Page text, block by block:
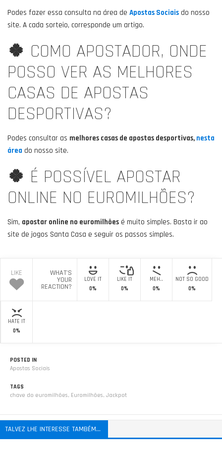
Podes fazer essa consulta na área de Apostas Sociais do nosso
site. A cada sorteio, corresponde um artigo.
🍀 COMO APOSTADOR, ONDE
POSSO VER AS MELHORES
CASAS DE APOSTAS
DESPORTIVAS?
Podes consultar as melhores casas de apostas desportivas, nesta
área do nosso site.
🍀 É POSSÍVEL APOSTAR
ONLINE NO EUROMILHÕES?
Sim, apostar online no euromilhões é muito simples. Basta ir ao
site de jogos Santa Casa e seguir os passos simples.
LIKE WHAT'S
YOUR
REACTION?
LOVE IT
0%
LIKE IT
0%
MEH..
0%
NOT SO GOOD
0%
HATE IT
0%
POSTED IN
Apostas Sociais
TAGS
chave do euromilhões, Euromilhões, Jackpot
TALVEZ LHE INTERESSE TAMBÉM...